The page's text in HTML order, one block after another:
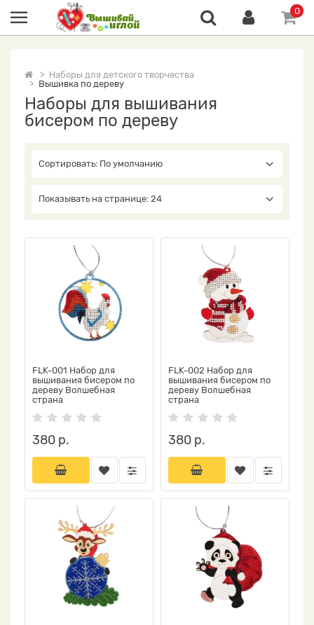
0
Наборы для детского творчества
Вышивка по дереву
Наборы для вышивания
бисером по дереву
Сортировать: По умолчанию
Показывать на странице: 24
FLK-001 Набор для
вышивания бисером по
дереву Волшебная
страна
380 р.
FLK-002 Набор для
вышивания бисером по
дереву Волшебная
страна
380 р.